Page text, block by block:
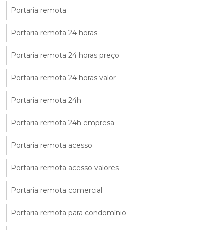
Portaria remota
Portaria remota 24 horas
Portaria remota 24 horas preço
Portaria remota 24 horas valor
Portaria remota 24h
Portaria remota 24h empresa
Portaria remota acesso
Portaria remota acesso valores
Portaria remota comercial
Portaria remota para condomínio